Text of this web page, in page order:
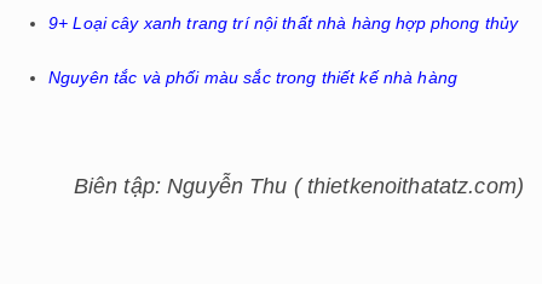
9+ Loại cây xanh trang trí nội thất nhà hàng hợp phong thủy
Nguyên tắc và phối màu sắc trong thiết kế nhà hàng
Biên tập: Nguyễn Thu ( thietkenoithatatz.com)